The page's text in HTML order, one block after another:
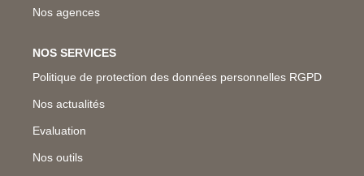
Nos agences
NOS SERVICES
Politique de protection des données personnelles RGPD
Nos actualités
Evaluation
Nos outils